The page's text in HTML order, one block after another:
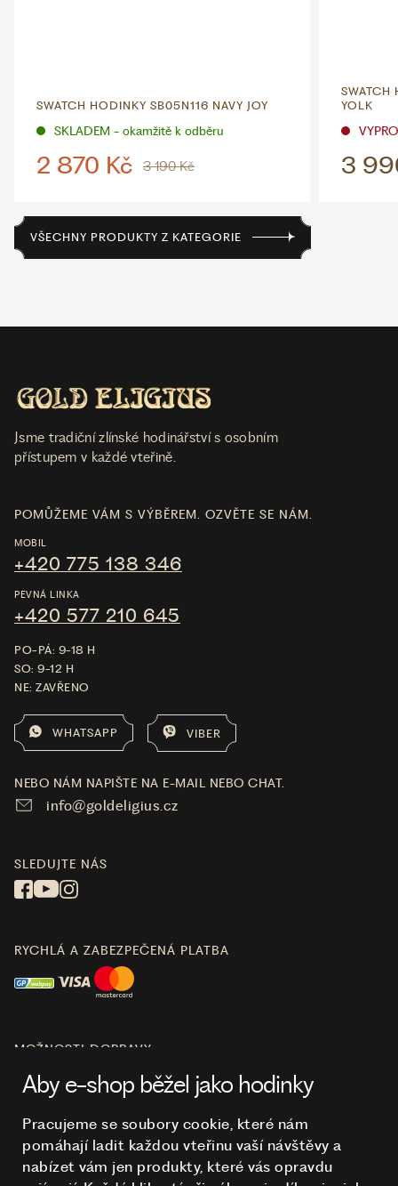
SWATCH HODINKY SB05N116 NAVY JOY
SKLADEM - okamžitě k odběru
2 870 Kč 3 190 Kč
SWATCH
YOLK
3
VŠECHNY PRODUKTY Z KATEGORIE
Jsme tradiční zlínské hodinářství s osobním
přístupem v každé vteřině.
O NÁKUPU
POMŮŽEME VÁM S VÝBĚREM. OZVĚTE SE NÁM.
MOBIL
+420 775 138 346
PEVNÁ LINKA
+420 577 210 645
PO-PÁ: 9-18 H
SO: 9-12 H
NE: ZAVŘENO
WHATSAPP VIBER
NEBO NÁM NAPIŠTE NA E-MAIL NEBO CHAT.
info@goldeligius.cz
SLEDUJTE NÁS
RYCHLÁ A ZABEZPEČENÁ PLATBA
MOŽNOSTI DOPRAVY
Aby e-shop běžel jako hodinky
Pracujeme se soubory cookie, které nám
pomáhají ladit každou vteřinu vaší návštěvy a
nabízet vám jen produkty, které vás opravdu